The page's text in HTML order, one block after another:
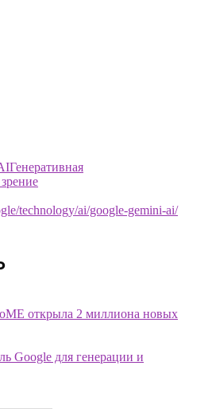
Генеративная
technology/ai/google-gemini-ai/
открыла 2 миллиона новых
Google для генерации и